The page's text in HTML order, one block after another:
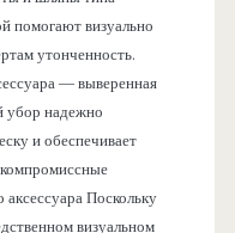
помогают визуально
утонченность.
— выверенная
убор надежно
и обеспечивает
Поскольку
визуальном